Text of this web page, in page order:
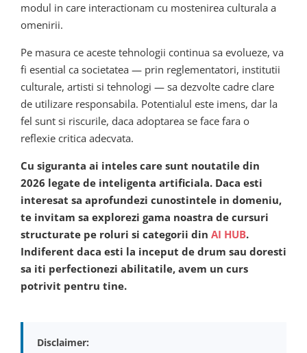
modul in care interactionam cu mostenirea culturala a
omenirii.
Pe masura ce aceste tehnologii continua sa evolueze, va
fi esential ca societatea — prin reglementatori, institutii
culturale, artisti si tehnologi — sa dezvolte cadre clare
de utilizare responsabila. Potentialul este imens, dar la
fel sunt si riscurile, daca adoptarea se face fara o
reflexie critica adecvata.
Cu siguranta ai inteles care sunt noutatile din
2026 legate de inteligenta artificiala. Daca esti
interesat sa aprofundezi cunostintele in domeniu,
te invitam sa explorezi gama noastra de cursuri
structurate pe roluri si categorii din AI HUB.
Indiferent daca esti la inceput de drum sau doresti
sa iti perfectionezi abilitatile, avem un curs
potrivit pentru tine.
Disclaimer: